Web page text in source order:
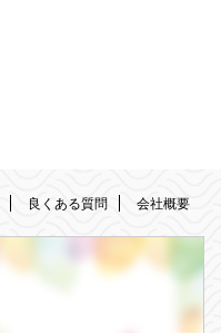
良くある質問 会社概要